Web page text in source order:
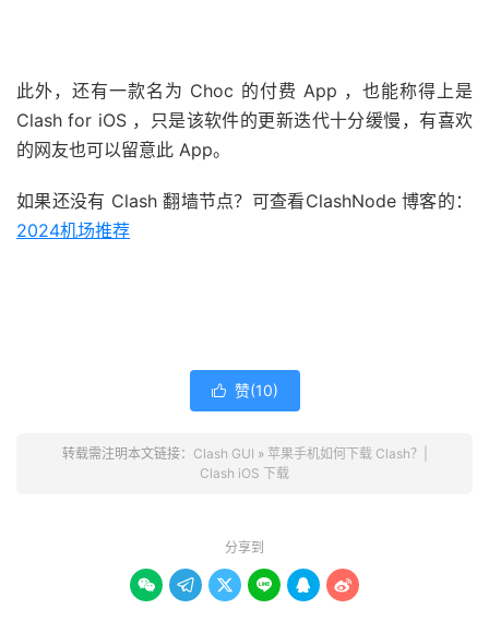
此外，还有一款名为 Choc 的付费 App ，也能称得上是
Clash for iOS ，只是该软件的更新迭代十分缓慢，有喜欢
的网友也可以留意此 App。
如果还没有 Clash 翻墙节点？可查看ClashNode 博客的：
2024机场推荐
 赞(10)
转载需注明本文链接： Clash GUI » 苹果手机如何下载 Clash？|
Clash iOS 下载
分享到
     